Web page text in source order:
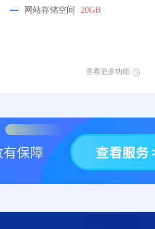
网站存储空间
20GB
查看更多功能